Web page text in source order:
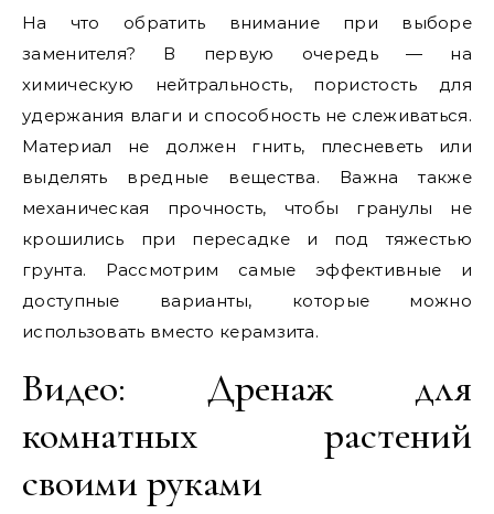
На что обратить внимание при выборе
заменителя? В первую очередь — на
химическую нейтральность, пористость для
удержания влаги и способность не слеживаться.
Материал не должен гнить, плесневеть или
выделять вредные вещества. Важна также
механическая прочность, чтобы гранулы не
крошились при пересадке и под тяжестью
грунта. Рассмотрим самые эффективные и
доступные варианты, которые можно
использовать вместо керамзита.
Видео: Дренаж для
комнатных растений
своими руками